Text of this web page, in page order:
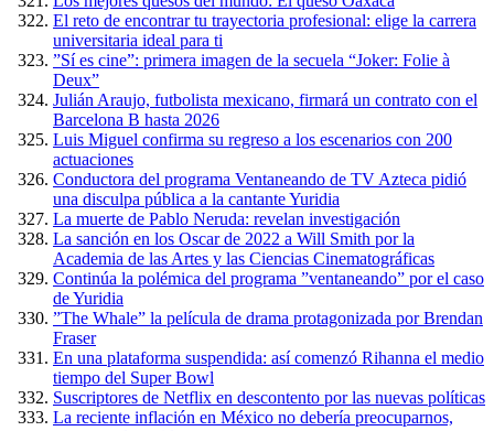
El reto de encontrar tu trayectoria profesional: elige la carrera
universitaria ideal para ti
”Sí es cine”: primera imagen de la secuela “Joker: Folie à
Deux”
Julián Araujo, futbolista mexicano, firmará un contrato con el
Barcelona B hasta 2026
Luis Miguel confirma su regreso a los escenarios con 200
actuaciones
Conductora del programa Ventaneando de TV Azteca pidió
una disculpa pública a la cantante Yuridia
La muerte de Pablo Neruda: revelan investigación
La sanción en los Oscar de 2022 a Will Smith por la
Academia de las Artes y las Ciencias Cinematográficas
Continúa la polémica del programa ”ventaneando” por el caso
de Yuridia
”The Whale” la película de drama protagonizada por Brendan
Fraser
En una plataforma suspendida: así comenzó Rihanna el medio
tiempo del Super Bowl
Suscriptores de Netflix en descontento por las nuevas políticas
La reciente inflación en México no debería preocuparnos,